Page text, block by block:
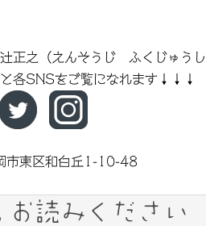
正之（えんそうじ ふくじゅう
と各SNSをご覧になれます↓↓↓
東区和白丘1-10-48
お読みください